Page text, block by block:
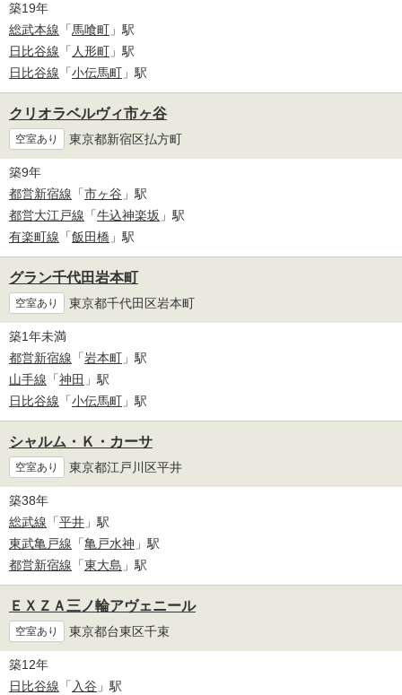
築19年
総武本線 「馬喰町 」駅
日比谷線 「 人形町 」駅
日比谷線 「小伝馬町 」駅
クリオラベルヴィ市ヶ谷
空室あり 東京都新宿区払方町
築9年
都営新宿線 「市ヶ谷 」駅
都営大江戸線 「牛込神楽坂 」駅
有楽町線 「飯田橋 」駅
グラン千代田岩本町
空室あり 東京都千代田区岩本町
築1年未満
都営新宿線 「岩本町 」駅
山手線 「神田 」駅
日比谷線 「小伝馬町 」駅
シャルム・Ｋ・カーサ
空室あり 東京都江戸川区平井
築38年
総武線 「平井 」駅
東武亀戸線 「亀戸水神 」駅
都営新宿線 「東大島 」駅
ＥＸＺＡ三ノ輪アヴェニール
空室あり 東京都台東区千束
築12年
日比谷線 「 入谷 」駅